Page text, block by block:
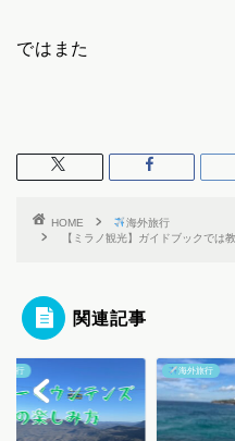
ではまた
HOME
海外旅行
【ミラノ観光】ガイドブックでは
関連記事
旅行 海外旅行